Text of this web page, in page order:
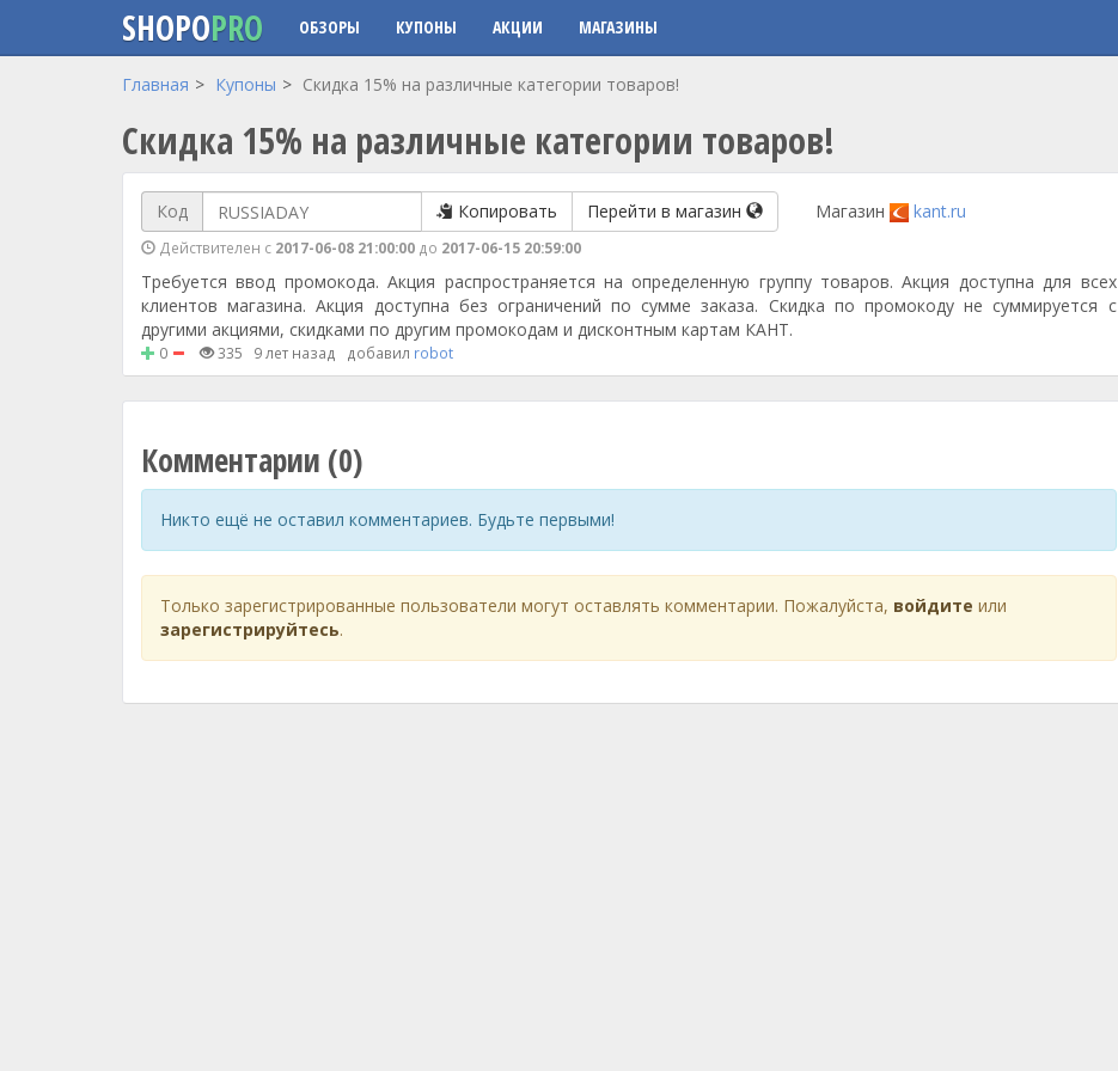
Перейти к основному содержанию
SHOPOPRO ОБЗОРЫ КУПОНЫ АКЦИИ МАГАЗИНЫ
Главная Купоны Скидка 15% на различные категории товаров!
Скидка 15% на различные категории товаров!
Код Копировать Перейти в магазин
Действителен с 2017-06-08 21:00:00 до 2017-06-15 20:59:00
Магазин kant.ru
Требуется ввод промокода. Акция распространяется на определенную группу товаров. Акция доступна для всех
клиентов магазина. Акция доступна без ограничений по сумме заказа. Скидка по промокоду не суммируется с
другими акциями, скидками по другим промокодам и дисконтным картам КАНТ.
0 335 9 лет назад добавил robot
Комментарии (0)
Никто ещё не оставил комментариев. Будьте первыми!
Только зарегистрированные пользователи могут оставлять комментарии. Пожалуйста, войдите или
зарегистрируйтесь.